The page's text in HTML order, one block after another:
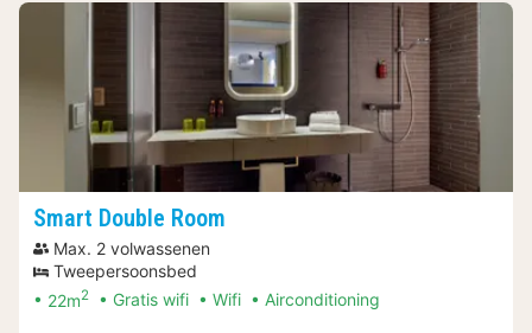
Smart Double Room
Max. 2 volwassenen
Tweepersoonsbed
22m2 Gratis wifi Wifi Airconditioning